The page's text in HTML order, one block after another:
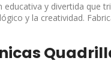
y divertida
y la creatividad.